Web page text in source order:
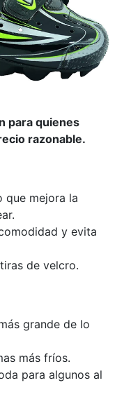
para quienes
razonable.
que mejora la
y evita
de velcro.
grande de lo
más fríos.
para algunos al